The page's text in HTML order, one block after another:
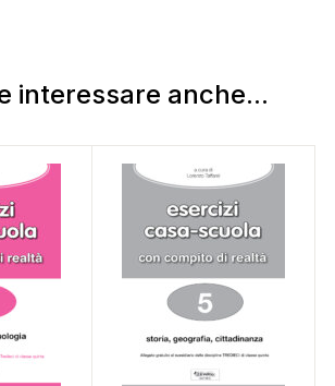
interessare anche...